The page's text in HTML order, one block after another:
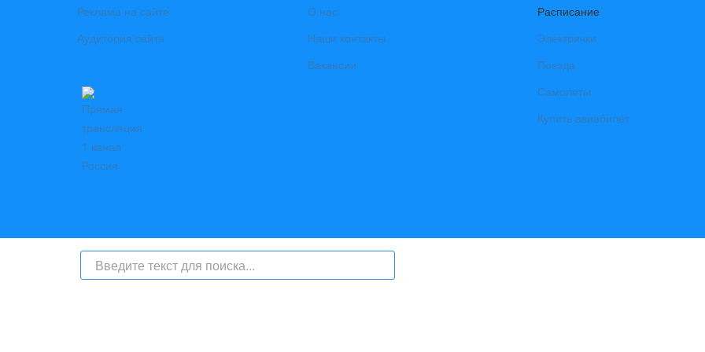
Реклама на сайте
Аудитория сайта
О нас
Наши контакты
Вакансии
Расписание
Электрички
Поезда
Самолеты
Купить авиабилет